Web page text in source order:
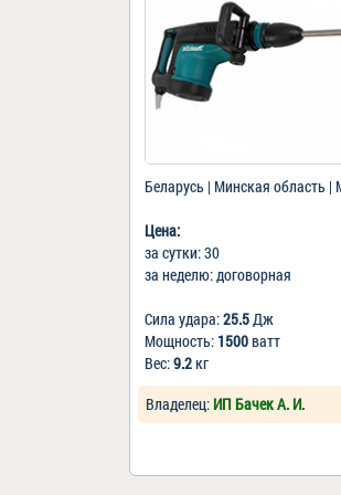
Беларусь | Минская область |
Цена:
за сутки: 30
за неделю: договорная
Сила удара:25.5Дж
Мощность: 1500ватт
Вес:9.2кг
Владелец: ИП Бачек А. И.